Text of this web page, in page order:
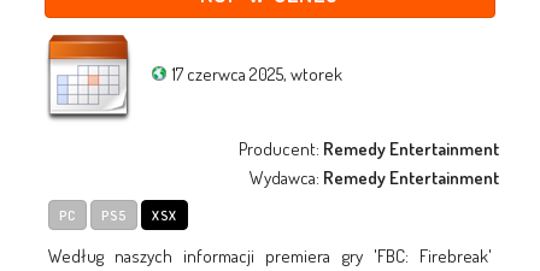
17 czerwca 2025, wtorek
Producent: Remedy Entertainment
Wydawca: Remedy Entertainment
PC PS5 XSX
Według naszych informacji premiera gry 'FBC: Firebreak'